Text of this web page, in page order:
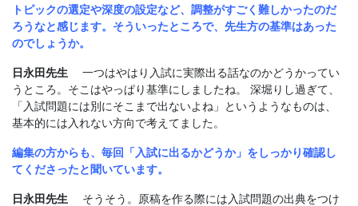
トピックの選定や深度の設定など、調整がすごく難しかったのだ
ろうなと感じます。そういったところで、先生方の基準はあった
のでしょうか。
日永田先生 一つはやはり入試に実際出る話なのかどうかってい
うところ。そこはやっぱり基準にしましたね。 深堀りし過ぎて、
「入試問題には別にそこまで出ないよね」というようなものは、
基本的には入れない方向で考えてました。
編集の方からも、毎回「入試に出るかどうか」をしっかり確認し
てくださったと聞いています。
日永田先生 そうそう。原稿を作る際には入試問題の出典をつけ